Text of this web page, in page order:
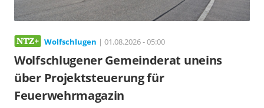
Wolfschlugen | 01.08.2026 - 05:00
Wolfschlugener Gemeinderat uneins
über Projektsteuerung für
Feuerwehrmagazin